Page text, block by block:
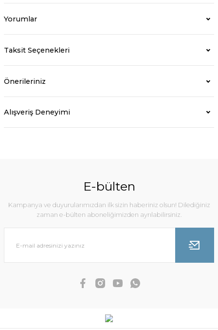
Yorumlar
Taksit Seçenekleri
Önerileriniz
Alışveriş Deneyimi
E-bülten
Kampanya ve duyurularımızdan ilk sizin haberiniz olsun! Dilediğiniz
zaman e-bülten aboneliğimizden ayrılabilirsiniz.